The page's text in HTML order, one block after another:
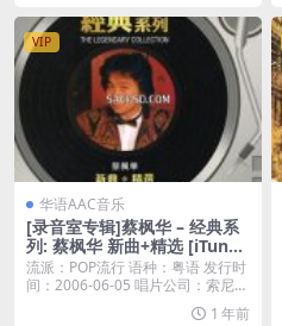
VIP
华语AAC音乐
[录音室专辑]蔡枫华 – 经典系
列: 蔡枫华 新曲+精选 [iTunes
Plus M4A]
流派：POP流行 语种：粤语 发行时
间：2006-06-05 唱片公司：索尼音
1 年前